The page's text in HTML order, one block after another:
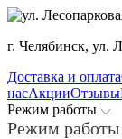
г. Челябинск, ул.
Доставка и оплата
насАкцииОтзывы
Режим работы
Режим работы